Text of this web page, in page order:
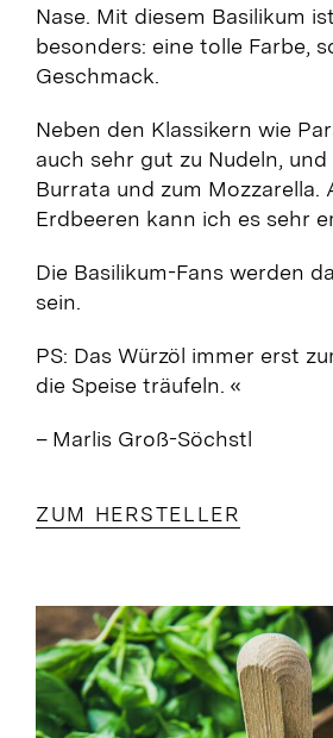
Nase. Mit diesem Basilikum
besonders: eine tolle Farbe,
Geschmack.
Neben den Klassikern wie
auch sehr gut zu Nudeln,
Burrata und zum Mozzarella.
Erdbeeren kann ich es sehr
Die Basilikum-Fans werden
sein.
PS: Das Würzöl immer erst
die Speise träufeln. «
– Marlis Groß-Söchstl
ZUM HERSTELLER